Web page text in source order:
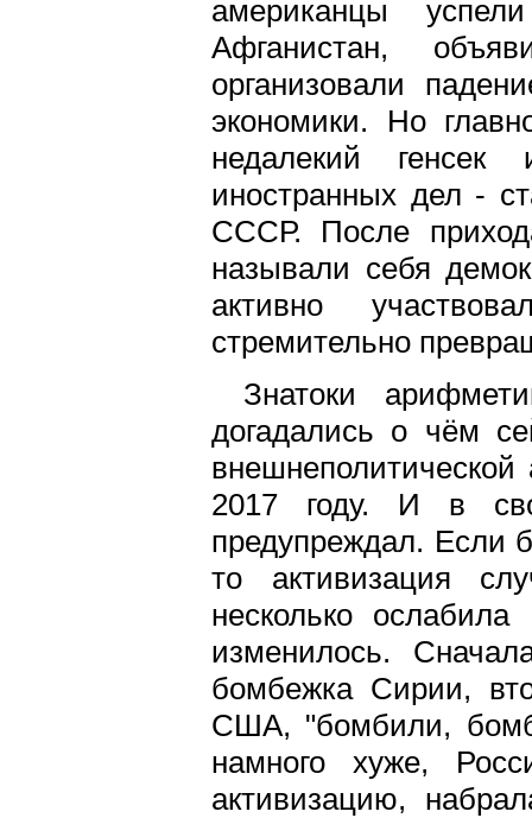
американцы
Афганистан,
организовали
экономики. Но
недалекий
иностранных дел -
СССР. После
называли себя
активно
стремительно
Знатоки
догадались о чём
2017 году. И в
предупреждал. Если
то активизация
несколько
изменилось.
бомбежка Сирии,
США, "бомбили,
намного хуже,
активизацию,